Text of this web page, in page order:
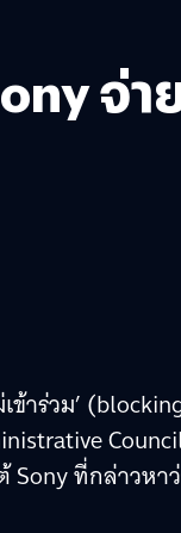
จ่
ข้าร่วม’
ที่กล่าวหา